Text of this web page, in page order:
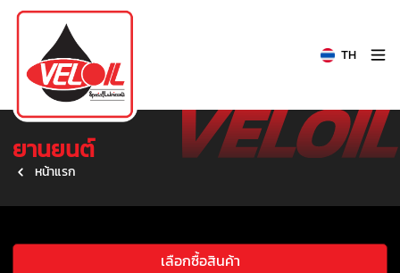
TH
ยานยนต์
หน้าแรก
เลือกซื้อสินค้า